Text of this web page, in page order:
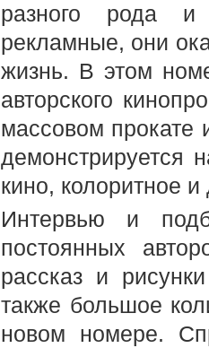
разного рода и
рекламные, они
жизнь. В этом
авторского
массовом прокате
демонстрируется
кино, колоритное
Интервью и
постоянных
рассказ и
также большое
новом номере.